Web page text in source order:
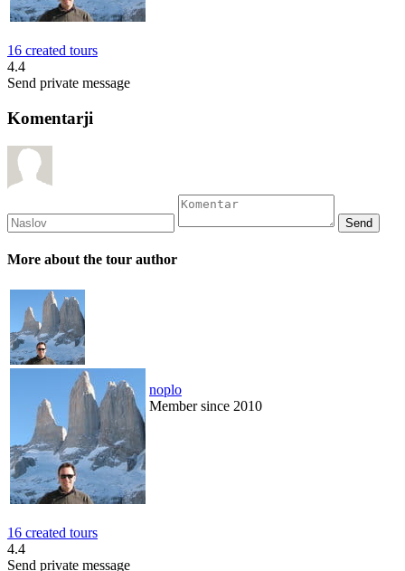
16 created tours
4.4
Send private message
Komentarji
More about the tour author
noplo
Member since 2010
16 created tours
4.4
Send private message